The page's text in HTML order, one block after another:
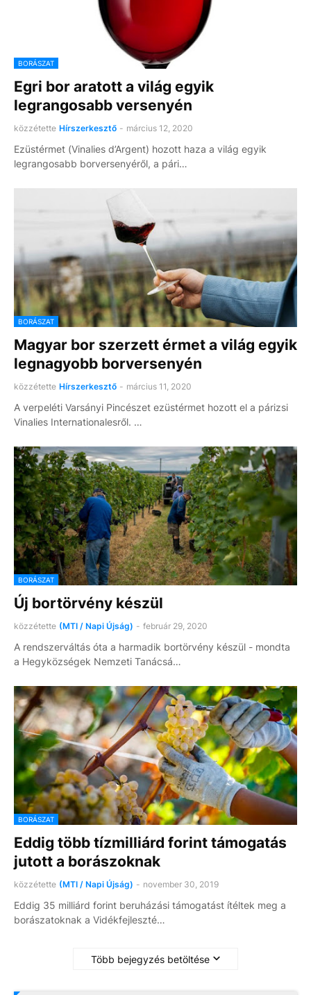
BORÁSZAT
Egri bor aratott a világ egyik
legrangosabb versenyén
közzétette Hírszerkesztő - március 12, 2020
Ezüstérmet (Vinalies d’Argent) hozott haza a világ egyik
legrangosabb borversenyéről, a pári…
BORÁSZAT
Magyar bor szerzett érmet a világ egyik
legnagyobb borversenyén
közzétette Hírszerkesztő - március 11, 2020
A verpeléti Varsányi Pincészet ezüstérmet hozott el a párizsi
Vinalies Internationalesről. …
BORÁSZAT
Új bortörvény készül
közzétette (MTI / Napi Újság) - február 29, 2020
A rendszerváltás óta a harmadik bortörvény készül - mondta
a Hegyközségek Nemzeti Tanácsá…
BORÁSZAT
Eddig több tízmilliárd forint támogatás
jutott a borászoknak
közzétette (MTI / Napi Újság) - november 30, 2019
Eddig 35 milliárd forint beruházási támogatást ítéltek meg a
borászatoknak a Vidékfejleszté…
Több bejegyzés betöltése